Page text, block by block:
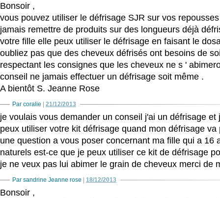
Bonsoir ,
vous pouvez utiliser le défrisage SJR sur vos
jamais remettre de produits sur des longueurs déjà
votre fille elle peux utiliser le défrisage en faisant le
oubliez pas que des cheveux défrisés ont besoins de
respectant les consignes que les cheveux ne s '
conseil ne jamais effectuer un défrisage soit même .
A bientôt S. Jeanne Rose
Par coralie 21/12/2013
je voulais vous demander un conseil j'ai un défrisage et
peux utiliser votre kit défrisage quand mon défrisage va
une question a vous poser concernant ma fille qui a 16
naturels est-ce que je peux utiliser ce kit de défrisage
je ne veux pas lui abimer le grain de cheveux merci de
Par sandrine Jeanne rose 18/12/2013
Bonsoir ,